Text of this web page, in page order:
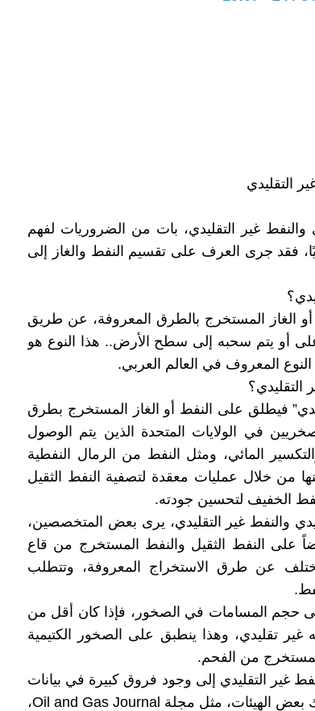
التقليدي
والنفط غير التقليدي، بات من الضروريات لفهم
فقد جرى العرف على تقسيم النفط والغاز إلى
أو الغاز المستخرج بالطرق المعروفة، عن طريق
أو يتم سحبه إلى سطح الأرض.. هذا النوع هو
النوع المعروف في العالم العربي.
التقليدي؟
فيطلق على النفط أو الغاز المستخرج بطرق
في الولايات المتحدة الذين يتم الوصول
المائي، ومثل النفط من الرمال النفطية
من خلال عمليات معقدة لتصفية النفط الثقيل
الخفيف لتحسين جودته.
والنفط غير التقليدي، يرى بعض المتخصصين،
على النفط الثقيل والنفط المستخرج من قاع
عن طرق الاستخراج المعروفة، وتتطلب
حجم المسامات في الصخور، فإذا كان أقل من
تقليدي، وهذا ينطبق على الصخور الكتيمية
من الفحم.
غير التقليدي إلى وجود فروق كبيرة في بيانات
احتياطيات النفط العالمية؛ لأن هناك بعض الهيئات، مثل مجلة Oil and Gas Journal،